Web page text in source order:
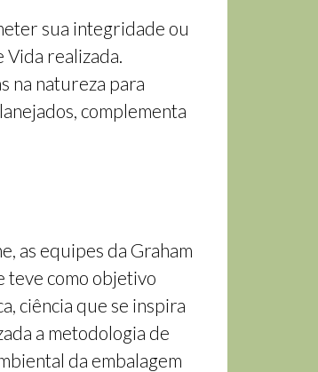
sua integridade ou
Vida realizada.
na natureza para
complementa
as equipes da Graham
teve como objetivo
ciência que se inspira
a metodologia de
da embalagem